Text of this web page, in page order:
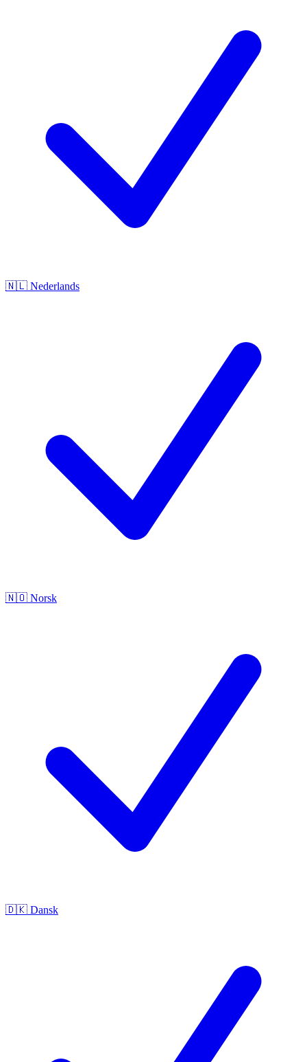
🇳🇱 Nederlands
🇳🇴 Norsk
🇩🇰 Dansk